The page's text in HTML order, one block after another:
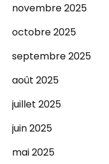
novembre 2025
octobre 2025
septembre 2025
août 2025
juillet 2025
juin 2025
mai 2025